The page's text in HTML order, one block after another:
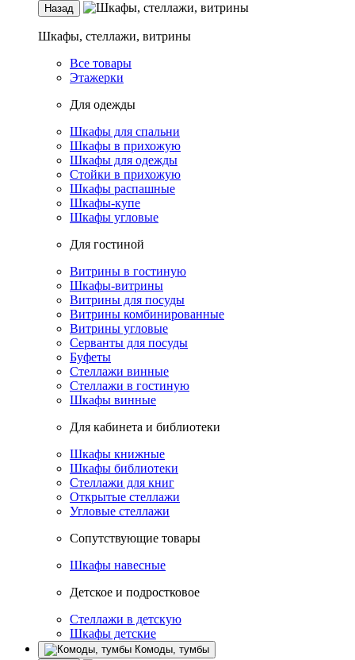
Назад
Шкафы, стеллажи, витрины
Все товары
Этажерки
Для одежды
Шкафы для спальни
Шкафы в прихожую
Шкафы для одежды
Стойки в прихожую
Шкафы распашные
Шкафы-купе
Шкафы угловые
Для гостиной
Витрины в гостиную
Шкафы-витрины
Витрины для посуды
Витрины комбинированные
Витрины угловые
Серванты для посуды
Буфеты
Стеллажи винные
Стеллажи в гостиную
Шкафы винные
Для кабинета и библиотеки
Шкафы книжные
Шкафы библиотеки
Стеллажи для книг
Открытые стеллажи
Угловые стеллажи
Сопутствующие товары
Шкафы навесные
Детское и подростковое
Стеллажи в детскую
Шкафы детские
Комоды, тумбы